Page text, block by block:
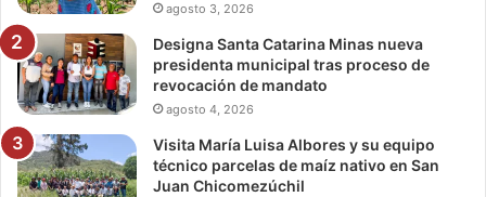
agosto 3, 2026
Designa Santa Catarina Minas nueva
presidenta municipal tras proceso de
revocación de mandato
agosto 4, 2026
Visita María Luisa Albores y su equipo
técnico parcelas de maíz nativo en San
Juan Chicomezúchil